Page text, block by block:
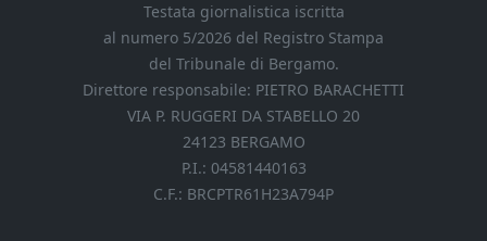
Testata giornalistica iscritta
al numero 5/2026 del Registro Stampa
del Tribunale di Bergamo.
Direttore responsabile: PIETRO BARACHETTI
VIA P. RUGGERI DA STABELLO 20
24123 BERGAMO
P.I.: 04581440163
C.F.: BRCPTR61H23A794P